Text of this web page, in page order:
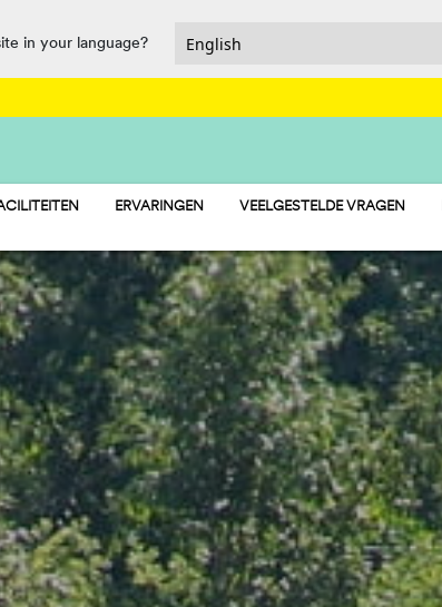
in your language?
ERVARINGEN VEELGESTELDE VRAGEN